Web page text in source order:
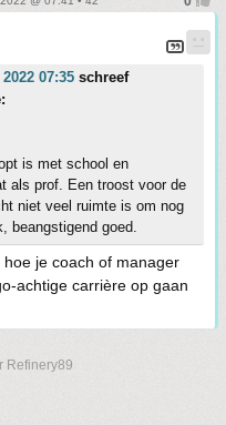
07:35 schreef
is met school en
als prof. Een troost voor de
niet veel ruimte is om nog
beangstigend goed.
je coach of manager
achtige carrière op gaan
Refinery89